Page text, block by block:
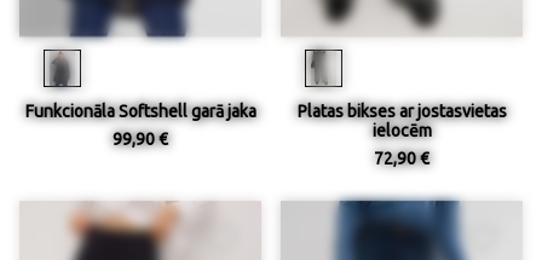
Funkcionāla Softshell garā jaka
99,90 €
Platas bikses ar jostasvietas
ielocēm
72,90 €